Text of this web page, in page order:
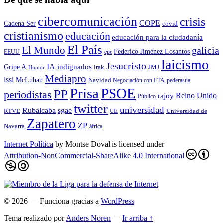
Cadena Ser cibercomunicación COPE covid crisis
cristianismo educación educación para la ciudadaní­a
EEUU El Mundo El País epc Federico Jiménez Losantos galicia
Gripe A Humor IA indignados irak Jesucristo JMJ laicismo
lssi McLuhan Mediapro Navidad Negociación con ETA pederastia
periodistas PPPrisaPSOE Público rajoy Reino Unido
RTVE Rubalcaba sgae twitter UE universidad Universidad de
Navarra Zapatero ZP áfrica
Internet Política by Montse Doval is licensed under
Attribution-NonCommercial-ShareAlike 4.0 International
© 2026 — Funciona gracias a WordPress
Tema realizado porAnders Noren — Ir arriba ↑